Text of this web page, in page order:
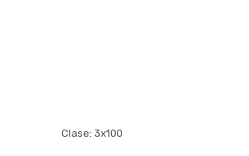
Clase: 3x100